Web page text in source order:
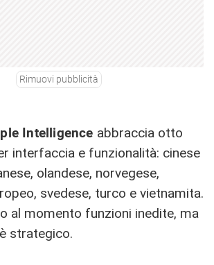
Rimuovi pubblicità
Intelligence abbraccia otto
interfaccia e funzionalità: cinese
olandese, norvegese,
svedese, turco e vietnamita.
al momento funzioni inedite, ma
strategico.